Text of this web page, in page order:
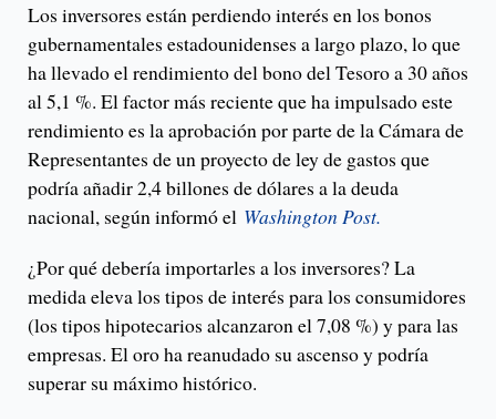
Los inversores están perdiendo interés en los bonos
gubernamentales estadounidenses a largo plazo, lo que
ha llevado el rendimiento del bono del Tesoro a 30 años
al 5,1 %. El factor más reciente que ha impulsado este
rendimiento es la aprobación por parte de la Cámara de
Representantes de un proyecto de ley de gastos que
podría añadir 2,4 billones de dólares a la deuda
nacional, según informó el Washington Post.
¿Por qué debería importarles a los inversores? La
medida eleva los tipos de interés para los consumidores
(los tipos hipotecarios alcanzaron el 7,08 %) y para las
empresas. El oro ha reanudado su ascenso y podría
superar su máximo histórico.